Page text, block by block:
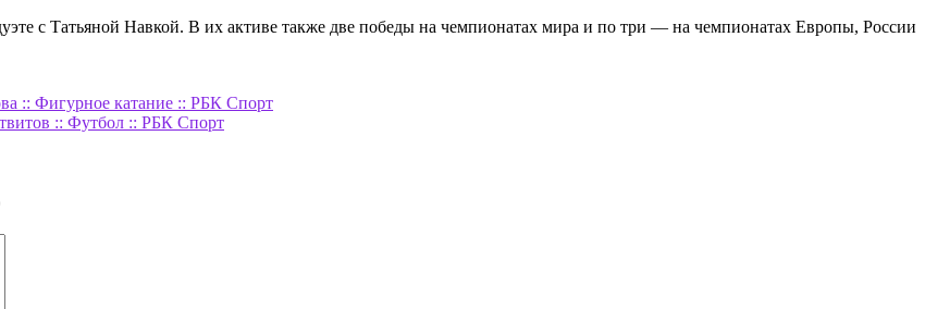
с Татьяной Навкой. В их активе также две победы на чемпионатах мира и по три — на чемпионатах Европы, России
:: Фигурное катание :: РБК Спорт
:: Футбол :: РБК Спорт